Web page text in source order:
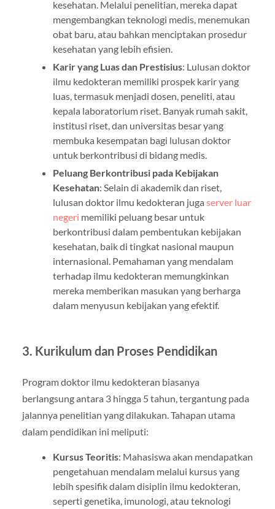
kesehatan. Melalui penelitian, mereka dapat
mengembangkan teknologi medis, menemukan
obat baru, atau bahkan menciptakan prosedur
kesehatan yang lebih efisien.
Karir yang Luas dan Prestisius: Lulusan doktor
ilmu kedokteran memiliki prospek karir yang
luas, termasuk menjadi dosen, peneliti, atau
kepala laboratorium riset. Banyak rumah sakit,
institusi riset, dan universitas besar yang
membuka kesempatan bagi lulusan doktor
untuk berkontribusi di bidang medis.
Peluang Berkontribusi pada Kebijakan
Kesehatan: Selain di akademik dan riset,
lulusan doktor ilmu kedokteran juga server luar
negeri memiliki peluang besar untuk
berkontribusi dalam pembentukan kebijakan
kesehatan, baik di tingkat nasional maupun
internasional. Pemahaman yang mendalam
terhadap ilmu kedokteran memungkinkan
mereka memberikan masukan yang berharga
dalam menyusun kebijakan yang efektif.
3. Kurikulum dan Proses Pendidikan
Program doktor ilmu kedokteran biasanya
berlangsung antara 3 hingga 5 tahun, tergantung pada
jalannya penelitian yang dilakukan. Tahapan utama
dalam pendidikan ini meliputi:
Kursus Teoritis: Mahasiswa akan mendapatkan
pengetahuan mendalam melalui kursus yang
lebih spesifik dalam disiplin ilmu kedokteran,
seperti genetika, imunologi, atau teknologi